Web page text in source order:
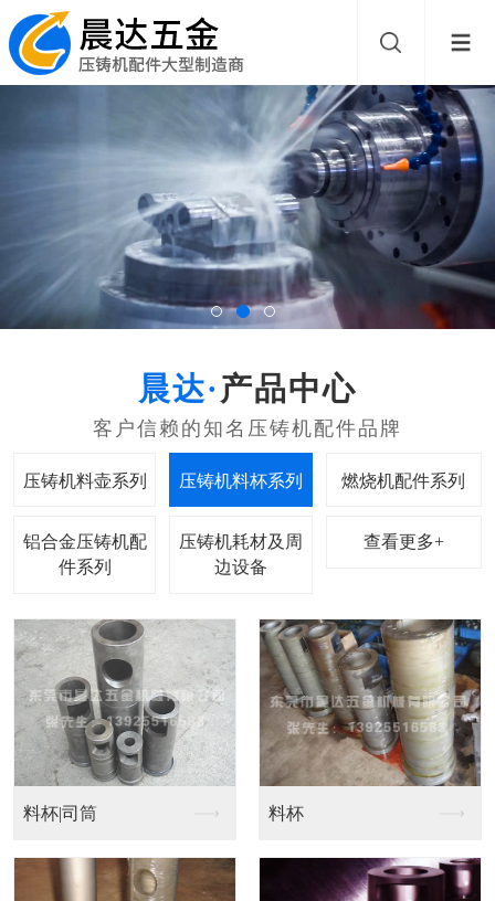
产品中心
压铸机料壶系列 压铸机料杯系列 燃烧机配件系列
铝合金压铸机配
件系列
压铸机耗材及周
边设备
查看更多+
喷雾头187